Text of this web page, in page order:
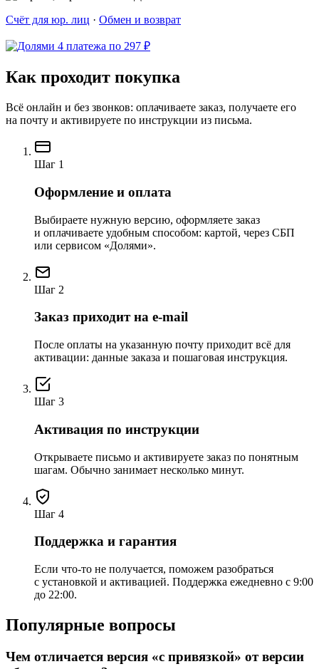
Счёт для юр. лиц · Обмен и возврат
4 платежа по 297 ₽
Как проходит покупка
Всё онлайн и без звонков: оплачиваете заказ, получаете его
на почту и активируете по инструкции из письма.
Шаг 1
Оформление и оплата
Выбираете нужную версию, оформляете заказ
и оплачиваете удобным способом: картой, через СБП
или сервисом «Долями».
Шаг 2
Заказ приходит на e-mail
После оплаты на указанную почту приходит всё для
активации: данные заказа и пошаговая инструкция.
Шаг 3
Активация по инструкции
Открываете письмо и активируете заказ по понятным
шагам. Обычно занимает несколько минут.
Шаг 4
Поддержка и гарантия
Если что-то не получается, поможем разобраться
с установкой и активацией. Поддержка ежедневно с 9:00
до 22:00.
Популярные вопросы
Чем отличается версия «с привязкой» от версии